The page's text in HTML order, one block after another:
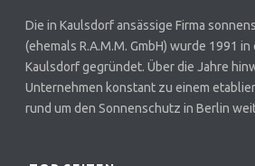
Die in Kaulsdorf ansässige Firma
(ehemals R.A.M.M. GmbH) wurde 1991
Kaulsdorf gegründet. Über die Jahre
Unternehmen konstant zu einem
rund um den Sonnenschutz in Berlin